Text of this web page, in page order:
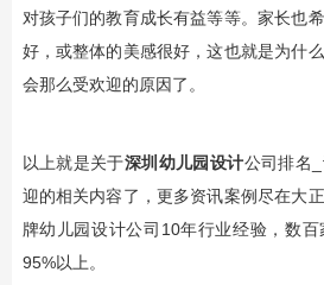
对孩子们的教育成长有益等等。家长也
好，或整体的美感很好，这也就是为什
会那么受欢迎的原因了。
以上就是关于深圳幼儿园设计公司排名
迎的相关内容了，更多资讯案例尽在大
牌幼儿园设计公司10年行业经验，数
95%以上。